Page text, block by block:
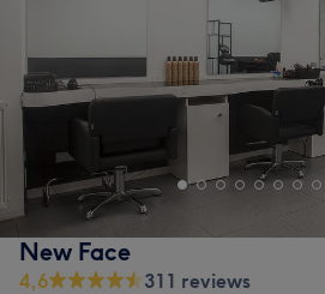
New Face
4,6
311 reviews